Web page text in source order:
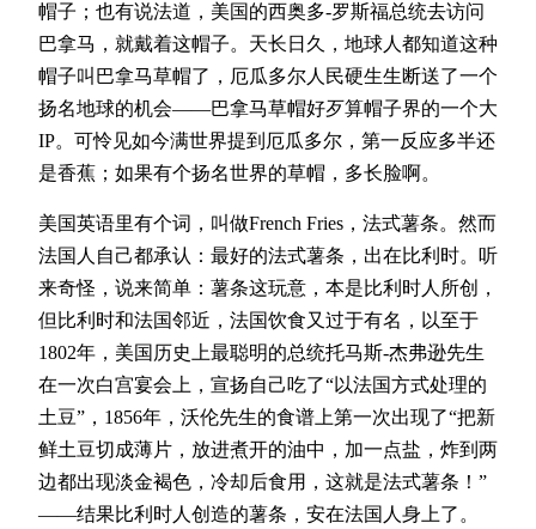
帽子；也有说法道，美国的西奥多-罗斯福总统去访问
巴拿马，就戴着这帽子。天长日久，地球人都知道这种
帽子叫巴拿马草帽了，厄瓜多尔人民硬生生断送了一个
扬名地球的机会——巴拿马草帽好歹算帽子界的一个大
IP。可怜见如今满世界提到厄瓜多尔，第一反应多半还
是香蕉；如果有个扬名世界的草帽，多长脸啊。
美国英语里有个词，叫做French Fries，法式薯条。然而
法国人自己都承认：最好的法式薯条，出在比利时。听
来奇怪，说来简单：薯条这玩意，本是比利时人所创，
但比利时和法国邻近，法国饮食又过于有名，以至于
1802年，美国历史上最聪明的总统托马斯-杰弗逊先生
在一次白宫宴会上，宣扬自己吃了‌‌“以法国方式处理的
土豆‌‌”，1856年，沃伦先生的食谱上第一次出现了‌‌“把新
鲜土豆切成薄片，放进煮开的油中，加一点盐，炸到两
边都出现淡金褐色，冷却后食用，这就是法式薯条！‌‌”
——结果比利时人创造的薯条，安在法国人身上了。